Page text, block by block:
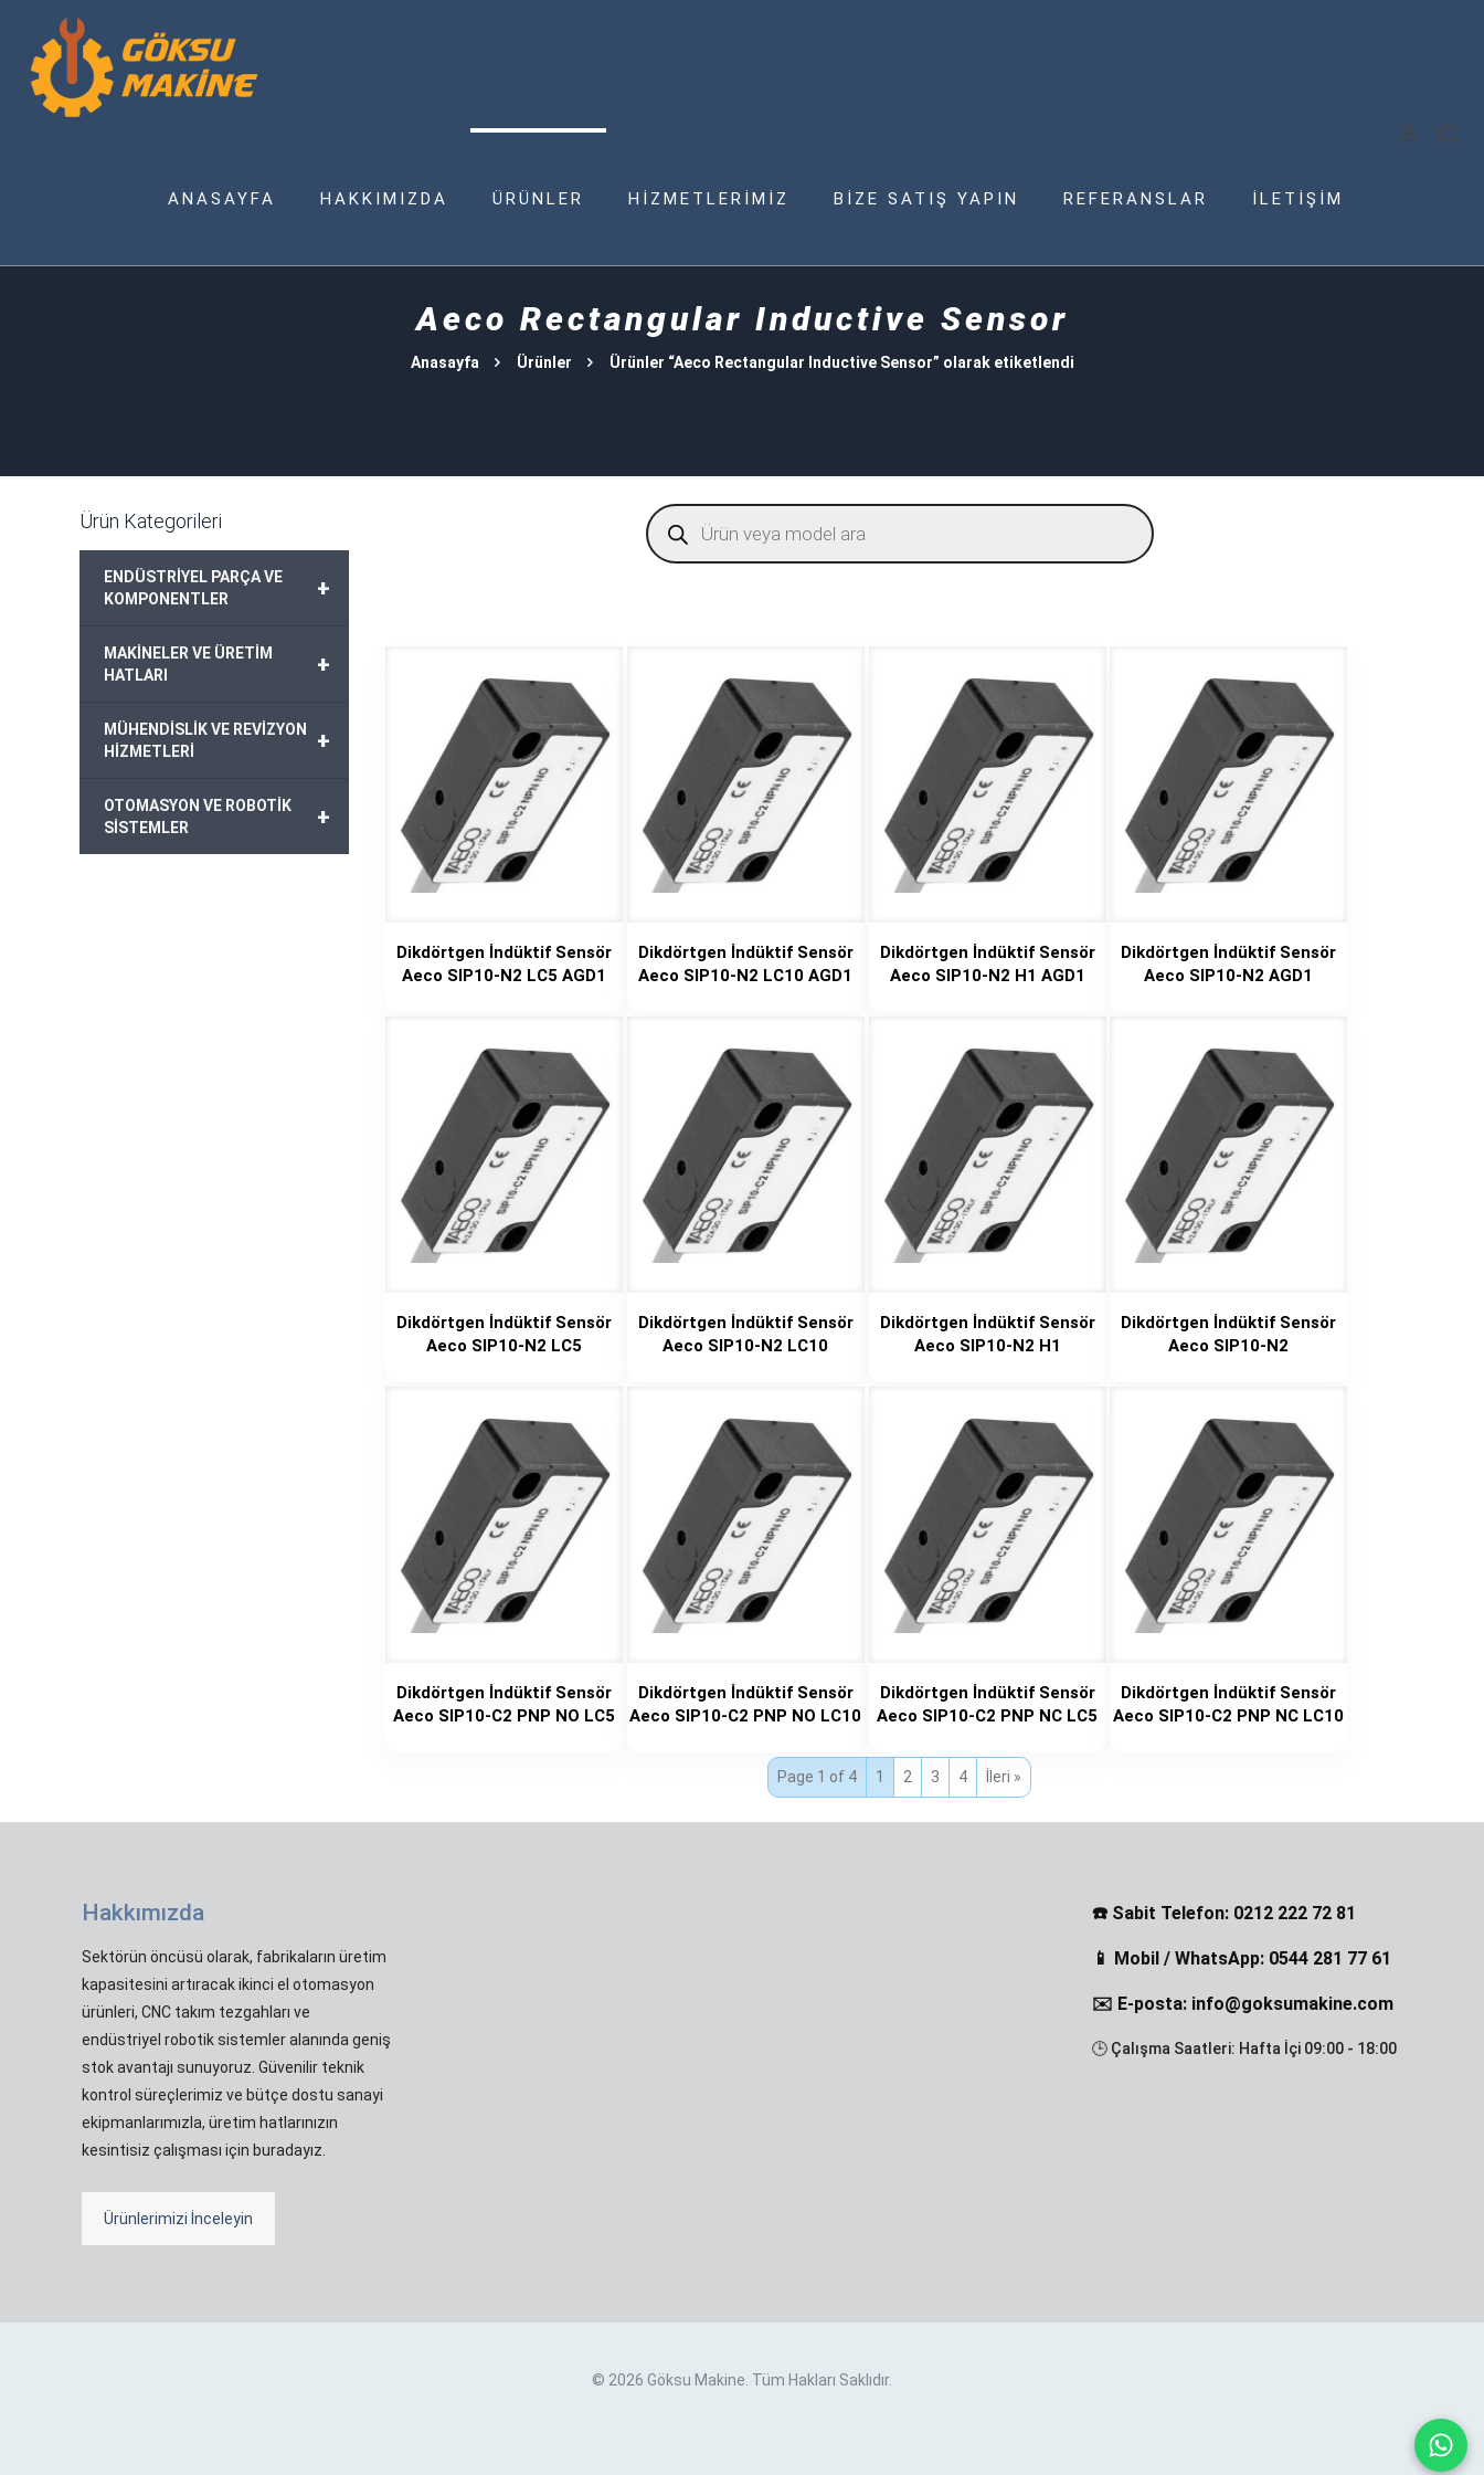
ANASAYFA HAKKIMIZDA ÜRÜNLER HİZMETLERİMİZ BİZE SATIŞ YAPIN REFERANSLAR İLETİŞİM
Aeco Rectangular Inductive Sensor
Anasayfa Ürünler Ürünler “Aeco Rectangular Inductive Sensor” olarak etiketlendi
Products
search
Dikdörtgen İndüktif Sensör
Aeco SIP10-N2 LC5 AGD1
Dikdörtgen İndüktif Sensör
Aeco SIP10-N2 LC10 AGD1
Dikdörtgen İndüktif Sensör
Aeco SIP10-N2 H1 AGD1
Dikdörtgen İndüktif Sensör
Aeco SIP10-N2 AGD1
Dikdörtgen İndüktif Sensör
Aeco SIP10-N2 LC5
Dikdörtgen İndüktif Sensör
Aeco SIP10-N2 LC10
Dikdörtgen İndüktif Sensör
Aeco SIP10-N2 H1
Dikdörtgen İndüktif Sensör
Aeco SIP10-N2
Dikdörtgen İndüktif Sensör
Aeco SIP10-C2 PNP NO LC5
Dikdörtgen İndüktif Sensör
Aeco SIP10-C2 PNP NO LC10
Dikdörtgen İndüktif Sensör
Aeco SIP10-C2 PNP NC LC5
Dikdörtgen İndüktif Sensör
Aeco SIP10-C2 PNP NC LC10
Page 1 of 4 1 2 3 4 İleri »
Ürün Kategorileri
+
ENDÜSTRİYEL PARÇA VE
KOMPONENTLER
+
MAKİNELER VE ÜRETİM
HATLARI
+
MÜHENDİSLİK VE REVİZYON
HİZMETLERİ
+
OTOMASYON VE ROBOTİK
SİSTEMLER
Hakkımızda
Sektörün öncüsü olarak, fabrikaların üretim
kapasitesini artıracak ikinci el otomasyon
ürünleri, CNC takım tezgahları ve
endüstriyel robotik sistemler alanında geniş
stok avantajı sunuyoruz. Güvenilir teknik
kontrol süreçlerimiz ve bütçe dostu sanayi
ekipmanlarımızla, üretim hatlarınızın
kesintisiz çalışması için buradayız.
Ürünlerimizi İnceleyin
☎️ Sabit Telefon: 0212 222 72 81
📱 Mobil / WhatsApp: 0544 281 77 61
✉️ E-posta: info@goksumakine.com
🕒 Çalışma Saatleri: Hafta İçi 09:00 - 18:00